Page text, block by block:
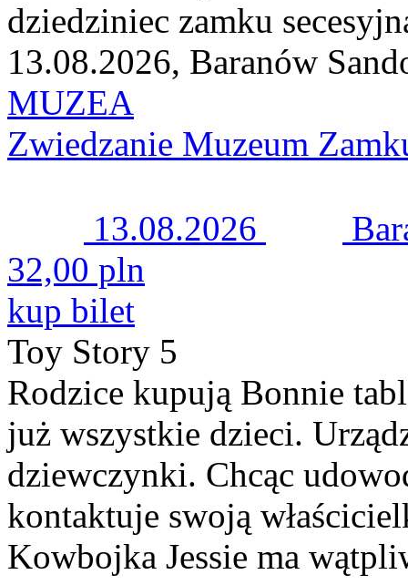
dziedziniec zamku
13.08.2026, Baranów
MUZEA
Zwiedzanie Muzeum
13.08.2026
32,00 pln
kup bilet
Toy Story 5
Rodzice kupują Bonnie
już wszystkie dzieci.
dziewczynki. Chcąc
kontaktuje swoją
Kowbojka Jessie ma